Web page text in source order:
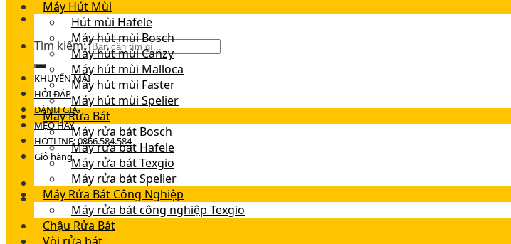
Tìm kiếm:
KHUYẾN MÃI
HỎI ĐÁP
ĐÁNH GIÁ
MẸO HAY
HOTLINE: 0866.584.584
Giỏ hàng
Máy Hút Mùi
Hút mùi Hafele
Máy hút mùi Bosch
Máy hút mùi Canzy
Máy hút mùi Malloca
Máy hút mùi Faster
Máy hút mùi Spelier
Máy Rửa Bát
Máy rửa bát Bosch
Máy rửa bát Hafele
Máy rửa bát Texgio
Máy rửa bát Spelier
Máy Rửa Bát Công Nghiệp
Máy rửa bát công nghiệp Texgio
Chậu Rửa Bát